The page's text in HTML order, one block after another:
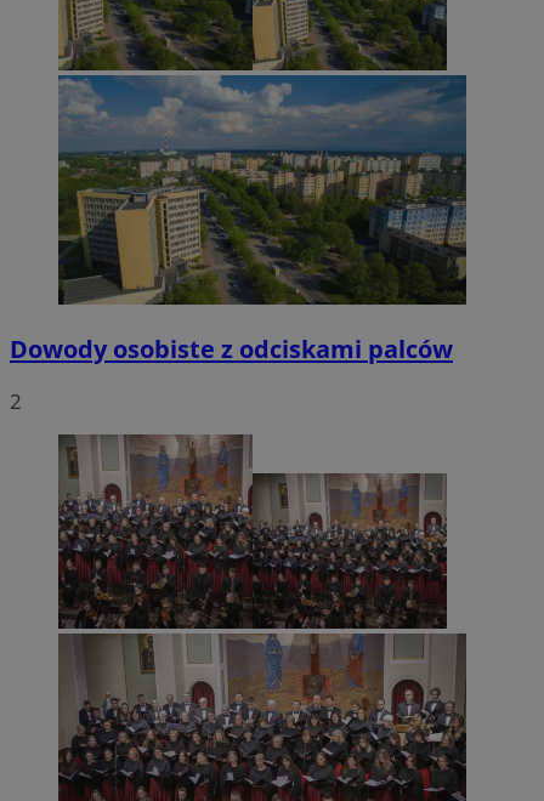
Dowody osobiste z odciskami palców
2